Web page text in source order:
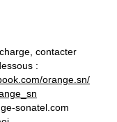
contacter
:
orange.sn/
sonatel.com